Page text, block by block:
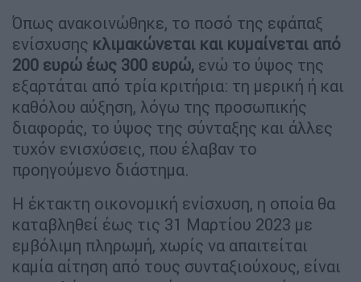
Όπως ανακοινώθηκε, το ποσό της εφάπαξ
ενίσχυσης κλιμακώνεται και κυμαίνεται από
200 ευρώ έως 300 ευρώ, ενώ το ύψος της
εξαρτάται από τρία κριτήρια: τη μερική ή και
καθόλου αύξηση, λόγω της προσωπικής
διαφοράς, το ύψος της σύνταξης και άλλες
τυχόν ενισχύσεις, που έλαβαν το
προηγούμενο διάστημα.
Η έκτακτη οικονομική ενίσχυση, η οποία θα
καταβληθεί έως τις 31 Μαρτίου 2023 με
εμβόλιμη πληρωμή, χωρίς να απαιτείται
καμία αίτηση από τους συνταξιούχους, είναι